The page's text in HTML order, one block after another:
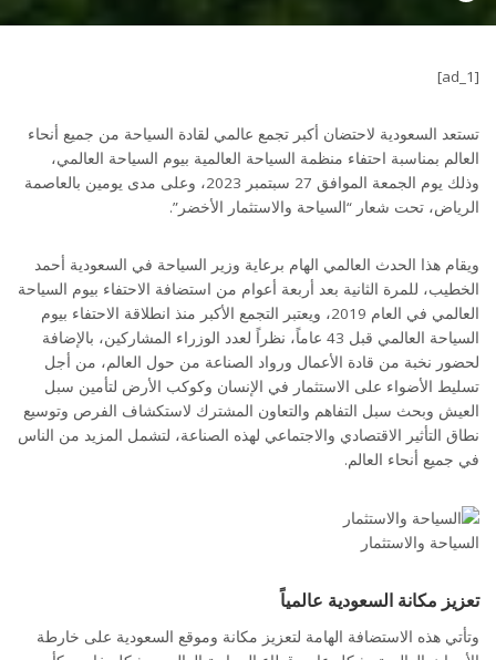
[ad_1]
تستعد السعودية لاحتضان أكبر تجمع عالمي لقادة السياحة من جميع أنحاء
العالم بمناسبة احتفاء منظمة السياحة العالمية بيوم السياحة العالمي،
وذلك يوم الجمعة الموافق 27 سبتمبر 2023، وعلى مدى يومين بالعاصمة
الرياض، تحت شعار “السياحة والاستثمار الأخضر”.
ويقام هذا الحدث العالمي الهام برعاية وزير السياحة في السعودية أحمد
الخطيب، للمرة الثانية بعد أربعة أعوام من استضافة الاحتفاء بيوم السياحة
العالمي في العام 2019، ويعتبر التجمع الأكبر منذ انطلاقة الاحتفاء بيوم
السياحة العالمي قبل 43 عاماً، نظراً لعدد الوزراء المشاركين، بالإضافة
لحضور نخبة من قادة الأعمال ورواد الصناعة من حول العالم، من أجل
تسليط الأضواء على الاستثمار في الإنسان وكوكب الأرض لتأمين سبل
العيش وبحث سبل التفاهم والتعاون المشترك لاستكشاف الفرص وتوسيع
نطاق التأثير الاقتصادي والاجتماعي لهذه الصناعة، لتشمل المزيد من الناس
في جميع أنحاء العالم.
السياحة والاستثمار
تعزيز مكانة السعودية عالمياً
وتأتي هذه الاستضافة الهامة لتعزيز مكانة وموقع السعودية على خارطة